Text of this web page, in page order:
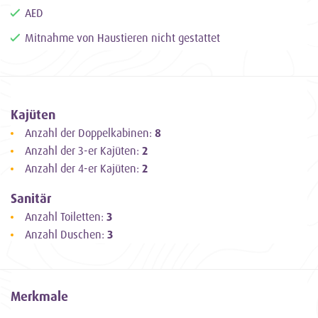
Gastfreundschaft und aktives Segeln auf dem
Zweimaster Fortuna
unvergessliches Segelerlebnis zu bieten.
AED
Mitnahme von Haustieren nicht gestattet
Kajüten
Anzahl der Doppelkabinen: 8
Anzahl der 3-er Kajüten: 2
Anzahl der 4-er Kajüten: 2
Sanitär
Anzahl Toiletten: 3
Anzahl Duschen: 3
Merkmale